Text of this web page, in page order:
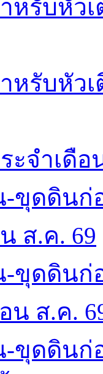
หรับหัว
หรับหัว
ะจำเดือ
ขุดดินก่
ส.ค. 69
ขุดดินก่
น ส.ค.
ดดินก่